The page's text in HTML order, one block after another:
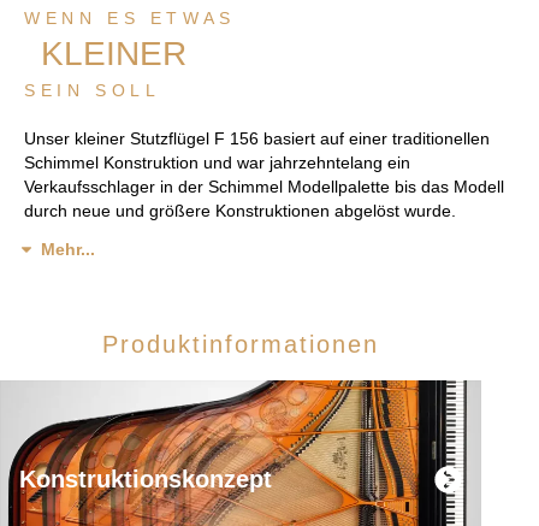
WENN ES ETWAS
KLEINER
SEIN SOLL
Unser kleiner Stutzflügel F 156 basiert auf einer traditionellen
Schimmel Konstruktion und war jahrzehntelang ein
Verkaufsschlager in der Schimmel Modellpalette bis das Modell
durch neue und größere Konstruktionen abgelöst wurde.
Mehr...
Produktinformationen
Konstruktionskonzept​